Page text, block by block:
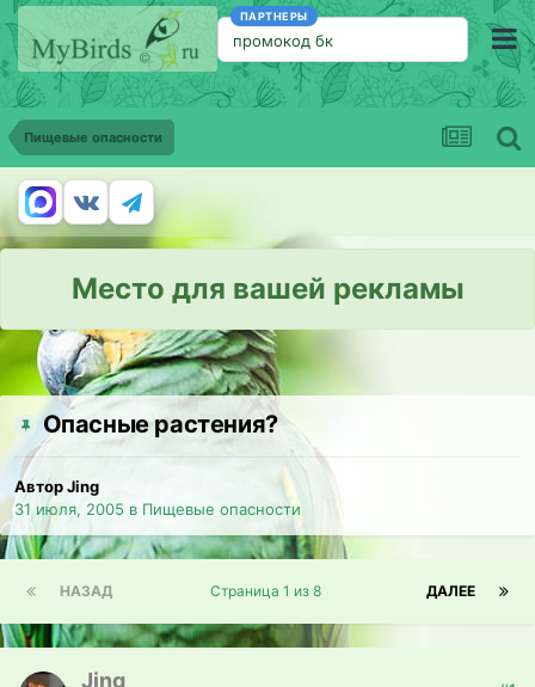
ПАРТНЕРЫ
промокод бк
Пищевые опасности
Место для вашей рекламы
Опасные растения?
Автор Jing
31 июля, 2005 в Пищевые опасности
НАЗАД ДАЛЕЕ
Страница 1 из 8
Jing